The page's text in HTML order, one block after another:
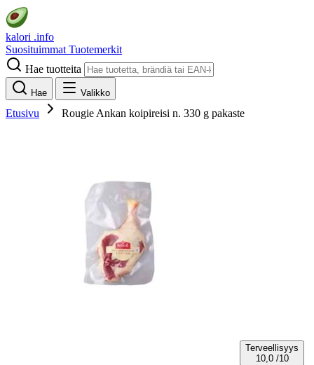
kalori .info
Suosituimmat Tuotemerkit
Hae tuotteita
Hae Valikko
Etusivu Rougie Ankan koipireisi n. 330 g pakaste
Terveellisyys
10,0 /10